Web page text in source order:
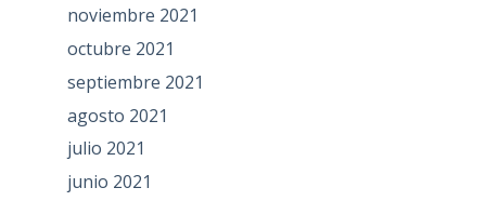
noviembre 2021
octubre 2021
septiembre 2021
agosto 2021
julio 2021
junio 2021